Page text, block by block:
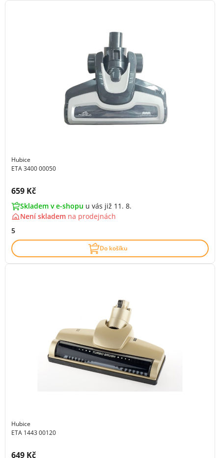
Hubice
ETA 3400 00050
Cena s DPH:
659 Kč
Skladem v e-shopu u vás již 11. 8.
Není skladem na prodejnách
5
Do košíku
Hubice
ETA 1443 00120
Cena s DPH:
649 Kč